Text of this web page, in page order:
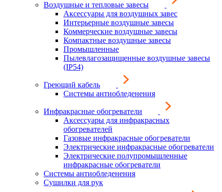
Воздушные и тепловые завесы
Аксессуары для воздушных завес
Интерьерные воздушные завесы
Коммерческие воздушные завесы
Компактные воздушные завесы
Промышленные
Пылевлагозащищенные воздушные завесы
(IP54)
Греющий кабель
Системы антиобледенения
Инфракрасные обогреватели
Аксессуары для инфракрасных
обогревателей
Газовые инфракрасные обогреватели
Электрические инфракрасные обогреватели
Электрические полупромышленные
инфракрасные обогреватели
Системы антиобледенения
Сушилки для рук